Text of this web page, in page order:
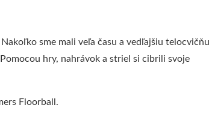
sme mali veľa času a vedľajšiu telocvičňu
hry, nahrávok a striel si cibrili svoje
Floorball.